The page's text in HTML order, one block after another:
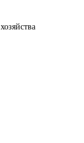
хозяйства